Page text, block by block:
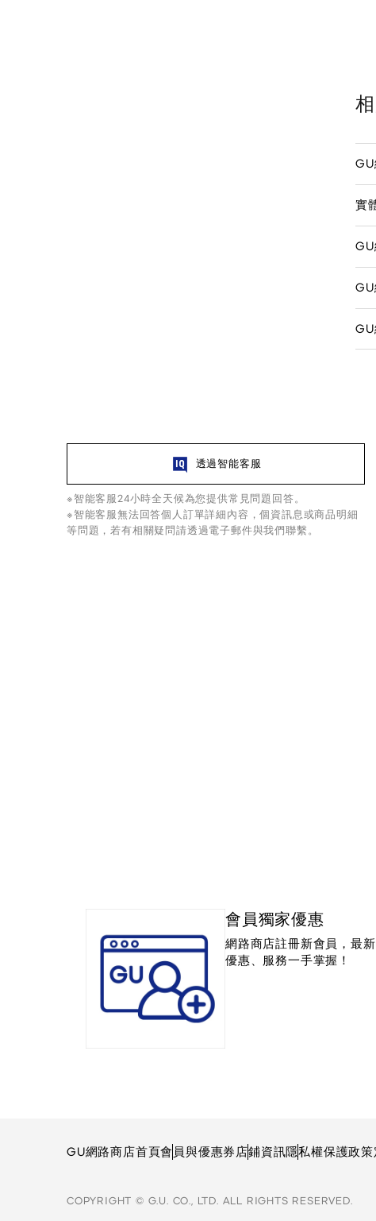
實
透過智能客服
※智能客服24小時全天候為您提供常見問題回答。
※智能客服無法回答個人訂單詳細內容，個資訊息或商品明細
等問題，若有相關疑問請透過電子郵件與我們聯繫。
會員獨家優惠
網路商店註冊新會員，最新
優惠、服務一手掌握！
GU網路商店首頁會員與優惠券店鋪資訊隱私權保護政策
COPYRIGHT © G.U. CO., LTD. ALL RIGHTS RESERVED.